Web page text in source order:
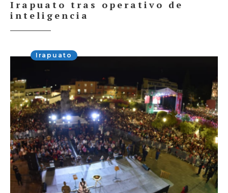
Irapuato tras operativo de
inteligencia
Irapuato